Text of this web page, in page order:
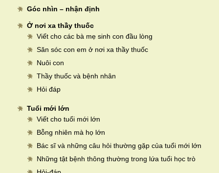
Góc nhìn – nhận định
Ở nơi xa thầy thuốc
Viết cho các bà mẹ sinh con đầu lòng
Săn sóc con em ở nơi xa thầy thuốc
Nuôi con
Thầy thuốc và bệnh nhân
Hỏi đáp
Tuổi mới lớn
Viết cho tuổi mới lớn
Bỗng nhiên mà họ lớn
Bác sĩ và những câu hỏi thường gặp của tuổi mới lớn
Những tật bệnh thông thường trong lứa tuổi học trò